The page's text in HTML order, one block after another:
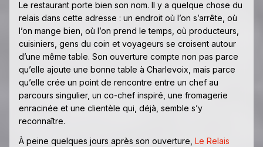
Le restaurant porte bien son nom. Il y a quelque chose du
relais dans cette adresse : un endroit où l’on s’arrête, où
l’on mange bien, où l’on prend le temps, où producteurs,
cuisiniers, gens du coin et voyageurs se croisent autour
d’une même table. Son ouverture compte non pas parce
qu’elle ajoute une bonne table à Charlevoix, mais parce
qu’elle crée un point de rencontre entre un chef au
parcours singulier, un co-chef inspiré, une fromagerie
enracinée et une clientèle qui, déjà, semble s’y
reconnaître.
À peine quelques jours après son ouverture, Le Relais